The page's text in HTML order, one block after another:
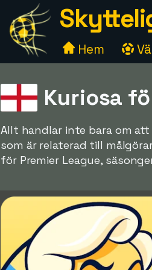
Hem
Kuriosa
Allt handlar inte bara om
som är relaterad till
för Premier League,